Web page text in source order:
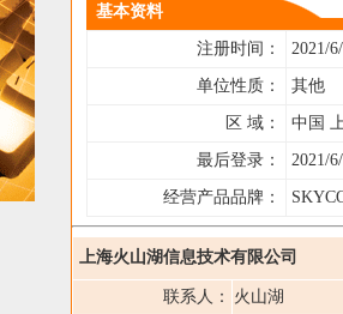
基本资料
注册时间： 2021/
单位性质： 其他
区 域： 中国
最后登录： 2021/
经营产品品牌：
上海火山湖信息技术有限公司
联系人：
火山湖